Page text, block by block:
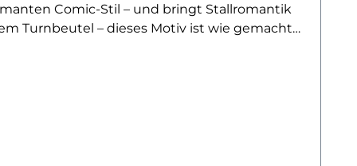
Comic-Stil – und bringt Stallromantik
Turnbeutel – dieses Motiv ist wie gemacht